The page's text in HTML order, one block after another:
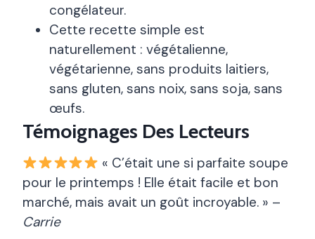
congélateur.
Cette recette simple est
naturellement : végétalienne,
végétarienne, sans produits laitiers,
sans gluten, sans noix, sans soja, sans
œufs.
Témoignages Des Lecteurs
« C’était une si parfaite soupe
pour le printemps ! Elle était facile et bon
marché, mais avait un goût incroyable. » –
Carrie